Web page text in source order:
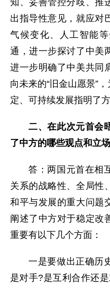
出指导性意见，就应对
气候变化、人工智能
通，进一步探讨了中美
进一步明确了中美共同
向未来的“旧金山愿景”
定、可持续发展指明了
二、在此次元首会
了中方的哪些观点和立
答：两国元首在相
关系的战略性、全局性
和平与发展的重大问题
阐述了中方对于稳定改
重要有以下几个方面：
一是要做出正确历
是对手?是互利合作还